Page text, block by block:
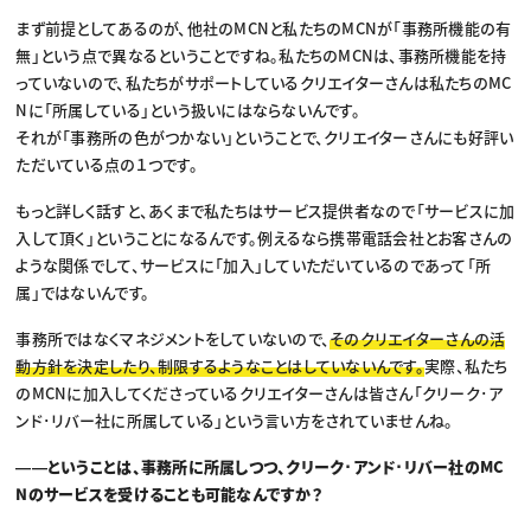
まず前提としてあるのが、他社のMCNと私たちのMCNが「事務所機能の有
無」という点で異なるということですね。私たちのMCNは、事務所機能を持
っていないので、私たちがサポートしているクリエイターさんは私たちのMC
Nに「所属している」という扱いにはならないんです。
それが「事務所の色がつかない」ということで、クリエイターさんにも好評い
ただいている点の１つです。
もっと詳しく話すと、あくまで私たちはサービス提供者なので「サービスに加
入して頂く」ということになるんです。例えるなら携帯電話会社とお客さんの
ような関係でして、サービスに「加入」していただいているのであって「所
属」ではないんです。
事務所ではなくマネジメントをしていないので、そのクリエイターさんの活
動方針を決定したり、制限するようなことはしていないんです。実際、私たち
のMCNに加入してくださっているクリエイターさんは皆さん「クリーク･ア
ンド･リバー社に所属している」という言い方をされていませんね。
――ということは、事務所に所属しつつ、クリーク･アンド･リバー社のMC
Nのサービスを受けることも可能なんですか？